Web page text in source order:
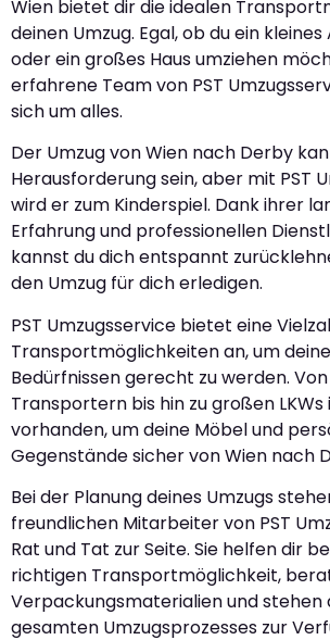
Wien bietet dir die idealen
deinen Umzug. Egal, ob du ein
oder ein großes Haus umziehen
erfahrene Team von PST
sich um alles.
Der Umzug von Wien nach Derby
Herausforderung sein, aber mit PST
wird er zum Kinderspiel. Dank ihrer
Erfahrung und professionellen
kannst du dich entspannt
den Umzug für dich erledigen.
PST Umzugsservice bietet eine
Transportmöglichkeiten an, um
Bedürfnissen gerecht zu werden.
Transportern bis hin zu großen LKWs
vorhanden, um deine Möbel und
Gegenstände sicher von Wien nach
Bei der Planung deines Umzugs
freundlichen Mitarbeiter von PST
Rat und Tat zur Seite. Sie helfen dir
richtigen Transportmöglichkeit,
Verpackungsmaterialien und stehen
gesamten Umzugsprozesses zur